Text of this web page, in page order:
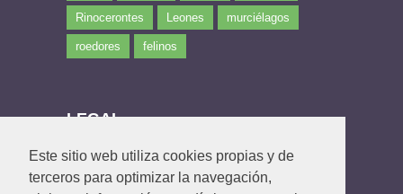
Este sitio web utiliza cookies propias y de
terceros para optimizar la navegación,
Rinocerontes Leones murciélagos
roedores felinos
LEGAL
Política de privacidad
Política de Cookies